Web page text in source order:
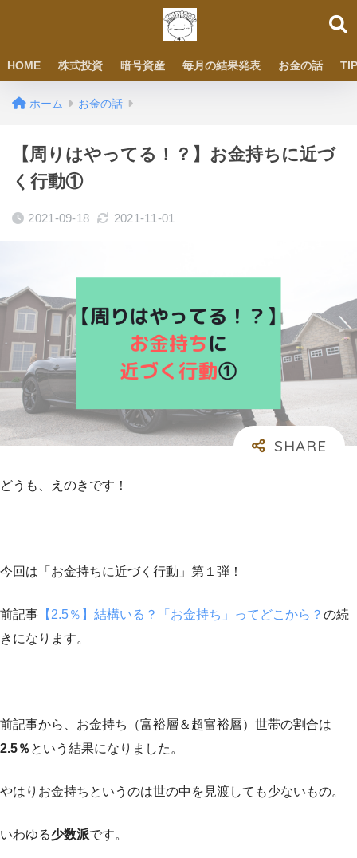
HOME 株式投資 暗号資産 毎月の結果発表 お金の話
ホーム お金の話
【周りはやってる！？】お金持ちに近づ
く行動①
2021-09-18 2021-11-01
どうも、えのきです！
今回は「お金持ちに近づく行動」第１弾！
前記事 【2.5％】結構いる？「お金持ち」ってどこから？ の続
きになります。
前記事から、お金持ち（富裕層＆超富裕層）世帯の割合は
2.5％ という結果になりました。
やはりお金持ちというのは世の中を見渡しても少ないもの。
いわゆる少数派です。